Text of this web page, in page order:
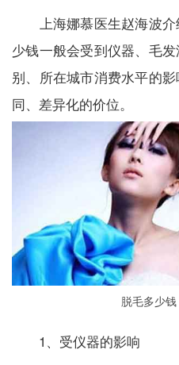
上海娜慕医生赵海波介
少钱一般会受到仪器、毛
别、所在城市消费水平的
同、差异化的价位。
脱毛多少钱
1、受仪器的影响